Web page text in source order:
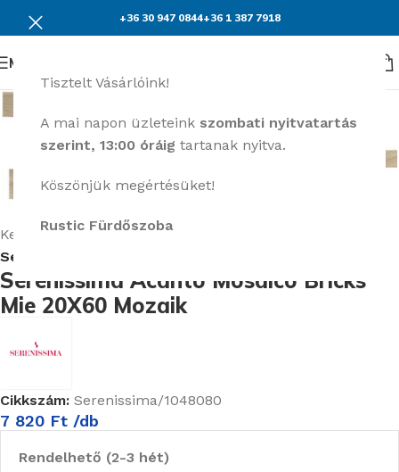
Tisztelt Vásárlóink!
A mai napon üzleteink szombati nyitvatartás
szerint, 13:00 óráig tartanak nyitva.
Köszönjük megértésüket!
Rustic Fürdőszoba
+36 30 947 0844+36 1 387 7918
Menü
Nagyításhoz kattints ide
Kezdőlap Burkolatok
Serenissima Acanto burkolat kollekció
Serenissima Acanto Mosaico Bricks
Mie 20X60 Mozaik
Cikkszám: Serenissima/1048080
7 820 Ft /db
Rendelhető (2-3 hét)